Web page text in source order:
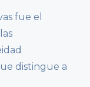
fue el
distingue a